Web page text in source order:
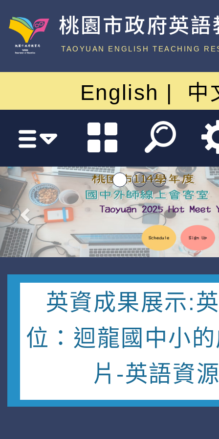
桃園市政府英
中心
TAOYUAN ENGLISH TEACHING
English 中
英資成果展示:
位：迴龍國中小
片-英語資